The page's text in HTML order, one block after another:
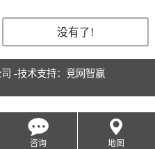
没有了!
-技术支持： 竞网智赢
咨询 地图